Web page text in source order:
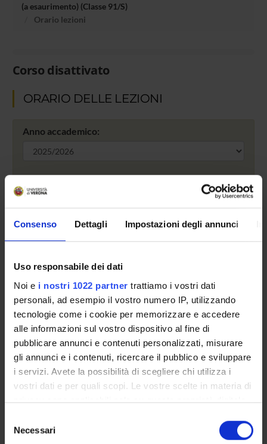
Consenso Dettagli Impostazioni degli annunci
Uso responsabile dei dati
Noi e i nostri 1022 partner trattiamo i vostri dati
personali, ad esempio il vostro numero IP, utilizzando
tecnologie come i cookie per memorizzare e accedere
alle informazioni sul vostro dispositivo al fine di
pubblicare annunci e contenuti personalizzati, misurare
gli annunci e i contenuti, ricercare il pubblico e sviluppare
i servizi. Avete la possibilità di scegliere chi utilizza i
vostri dati e per quali scopi. Le vostre scelte in materia di
privacy sono applicabili solo su questa proprietà digitale
modificare o revocare il proprio consenso in qualsiasi
delNecessari
(a esaurimento) (Classe 91/S)
Orario lezioni
Corso disattivato
ORARIO DELLE LEZIONI
Anno accademico:
Cerca
Vai all'orario delle lezioni
Insegnamenti
Calendario didattico
Orario lezioni
Piani didattici
Calendario esami
Bacheca avvisi
Proposte tesi e stage
Organi collegiali e di governo
Documenti